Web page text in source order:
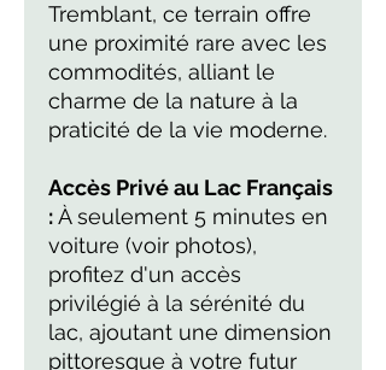
Tremblant, ce terrain offre
une proximité rare avec les
commodités, alliant le
charme de la nature à la
praticité de la vie moderne.
Accès Privé au Lac Français
:À seulement 5 minutes en
voiture (voir photos),
profitez d'un accès
privilégié à la sérénité du
lac, ajoutant une dimension
pittoresque à votre futur